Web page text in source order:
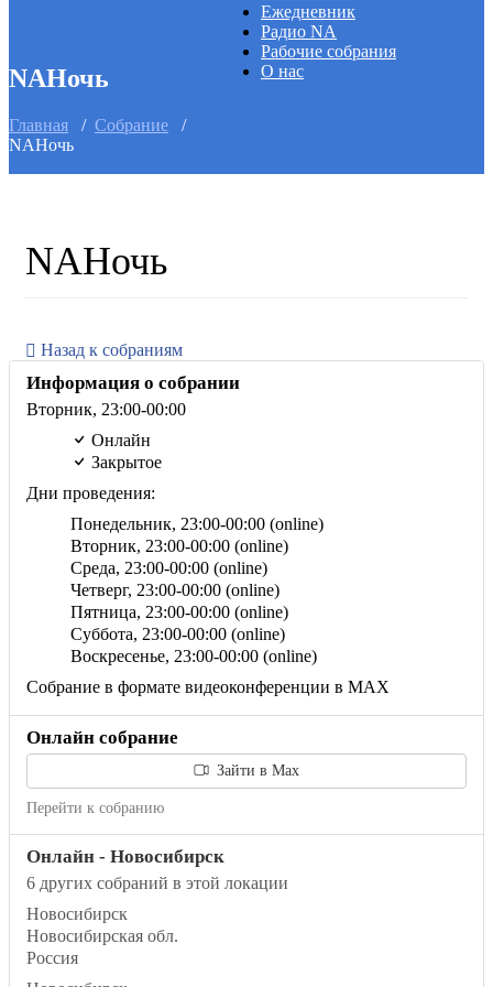
Ежедневник
Радио NA
Рабочие собрания
О нас
NAНочь
Главная / Собрание /
NAНочь
NAНочь
Назад к собраниям
Информация о собрании
Вторник, 23:00-00:00
Онлайн
Закрытое
Дни проведения:
Понедельник, 23:00-00:00 (online)
Вторник, 23:00-00:00 (online)
Среда, 23:00-00:00 (online)
Четверг, 23:00-00:00 (online)
Пятница, 23:00-00:00 (online)
Суббота, 23:00-00:00 (online)
Воскресенье, 23:00-00:00 (online)
Собрание в формате видеоконференции в MAX
Онлайн собрание
Зайти в Max
Перейти к собранию
Онлайн - Новосибирск
6 других собраний в этой локации
Новосибирск
Новосибирская обл.
Россия